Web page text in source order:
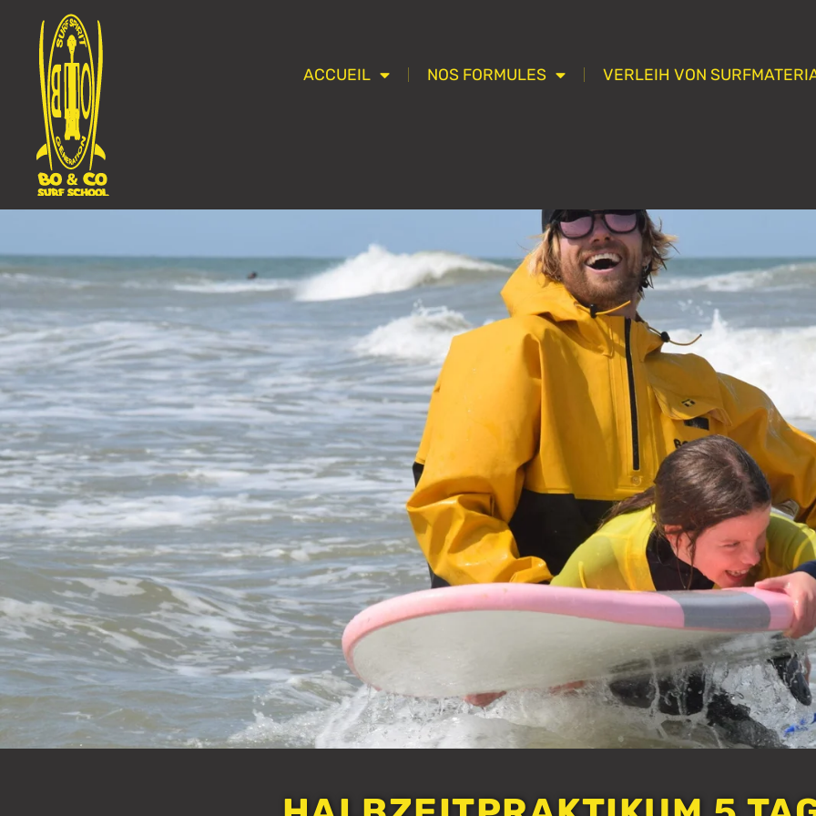
ACCUEIL NOS FORMULES VERLEIH VON